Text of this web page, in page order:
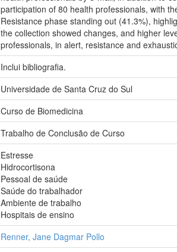
participation of 80 health professionals, with
Resistance phase standing out (41.3%),
the collection showed changes, and higher
professionals, in alert, resistance and
Inclui bibliografia.
Universidade de Santa Cruz do Sul
Curso de Biomedicina
Trabalho de Conclusão de Curso
Estresse
Hidrocortisona
Pessoal de saúde
Saúde do trabalhador
Ambiente de trabalho
Hospitais de ensino
Renner, Jane Dagmar Pollo